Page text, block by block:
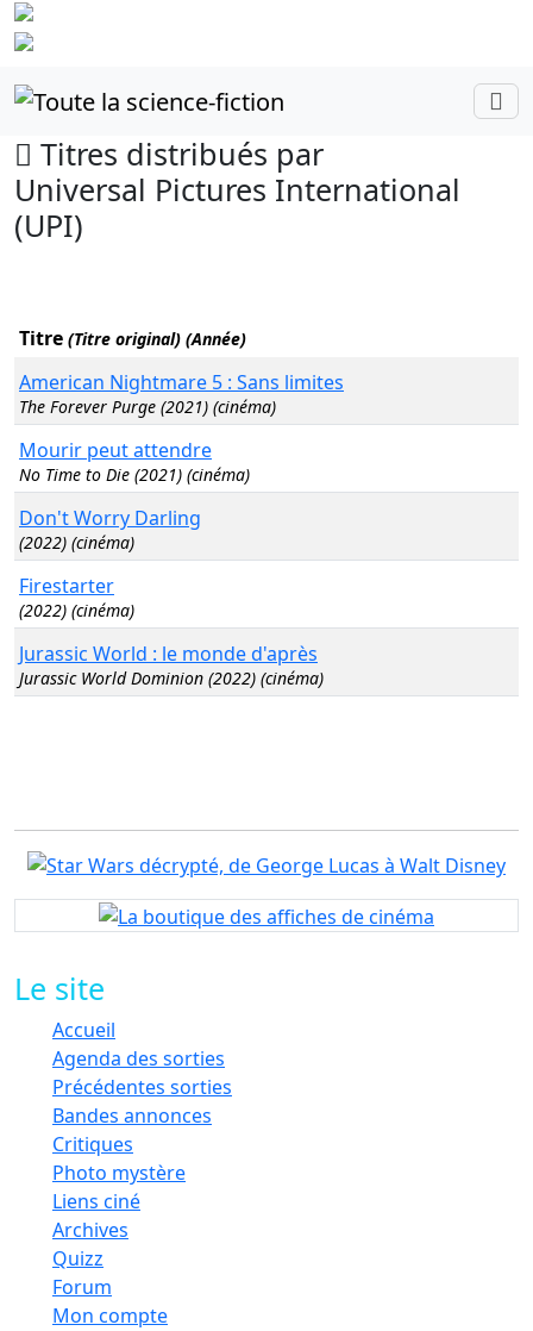
Titres distribués par
Universal Pictures International
(UPI)
Titre (Titre original) (Année)
American Nightmare 5 : Sans limites
The Forever Purge (2021) (cinéma)
Mourir peut attendre
No Time to Die (2021) (cinéma)
Don't Worry Darling
(2022) (cinéma)
Firestarter
(2022) (cinéma)
Jurassic World : le monde d'après
Jurassic World Dominion (2022) (cinéma)
Le site
Accueil
Agenda des sorties
Précédentes sorties
Bandes annonces
Critiques
Photo mystère
Liens ciné
Archives
Quizz
Forum
Mon compte